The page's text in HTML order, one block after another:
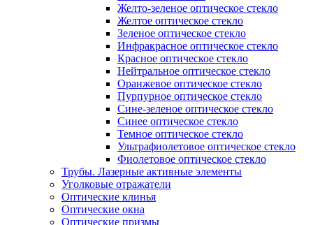
Желто-зеленое оптическое стекло
Желтое оптическое стекло
Зеленое оптическое стекло
Инфракрасное оптическое стекло
Красное оптическое стекло
Нейтральное оптическое стекло
Оранжевое оптическое стекло
Пурпурное оптическое стекло
Сине-зеленое оптическое стекло
Синее оптическое стекло
Темное оптическое стекло
Ультрафиолетовое оптическое стекло
Фиолетовое оптическое стекло
Трубы. Лазерные активные элементы
Уголковые отражатели
Оптические клинья
Оптические окна
Оптические призмы